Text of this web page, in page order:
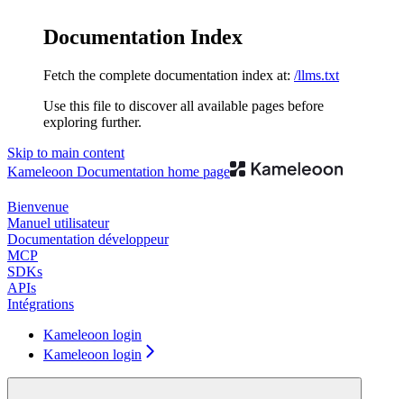
Documentation Index
Fetch the complete documentation index at: /llms.txt
Use this file to discover all available pages before
exploring further.
Skip to main content
Kameleoon Documentation home page
Bienvenue
Manuel utilisateur
Documentation développeur
MCP
SDKs
APIs
Intégrations
Kameleoon login
Kameleoon login